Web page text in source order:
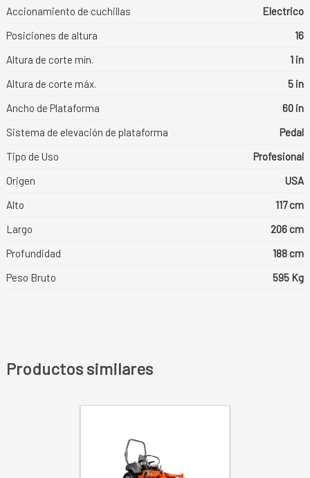
Accionamiento de cuchillas
Electrico
Posiciones de altura
16
Altura de corte mín.
1 in
Altura de corte máx.
5 in
Ancho de Plataforma
60 in
Sistema de elevación de plataforma
Pedal
Tipo de Uso
Profesional
Origen
USA
Alto
117 cm
Largo
206 cm
Profundidad
188 cm
Peso Bruto
595 Kg
Productos similares